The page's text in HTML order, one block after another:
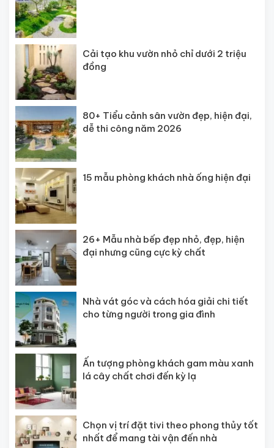
Cải tạo khu vườn nhỏ chỉ dưới 2 triệu
đồng
80+ Tiểu cảnh sân vườn đẹp, hiện đại,
dễ thi công năm 2026
15 mẫu phòng khách nhà ống hiện đại
26+ Mẫu nhà bếp đẹp nhỏ, đẹp, hiện
đại nhưng cũng cực kỳ chất
Nhà vát góc và cách hóa giải chi tiết
cho từng người trong gia đình
Ấn tượng phòng khách gam màu xanh
lá cây chất chơi đến kỳ lạ
Chọn vị trí đặt tivi theo phong thủy tốt
nhất để mang tài vận đến nhà